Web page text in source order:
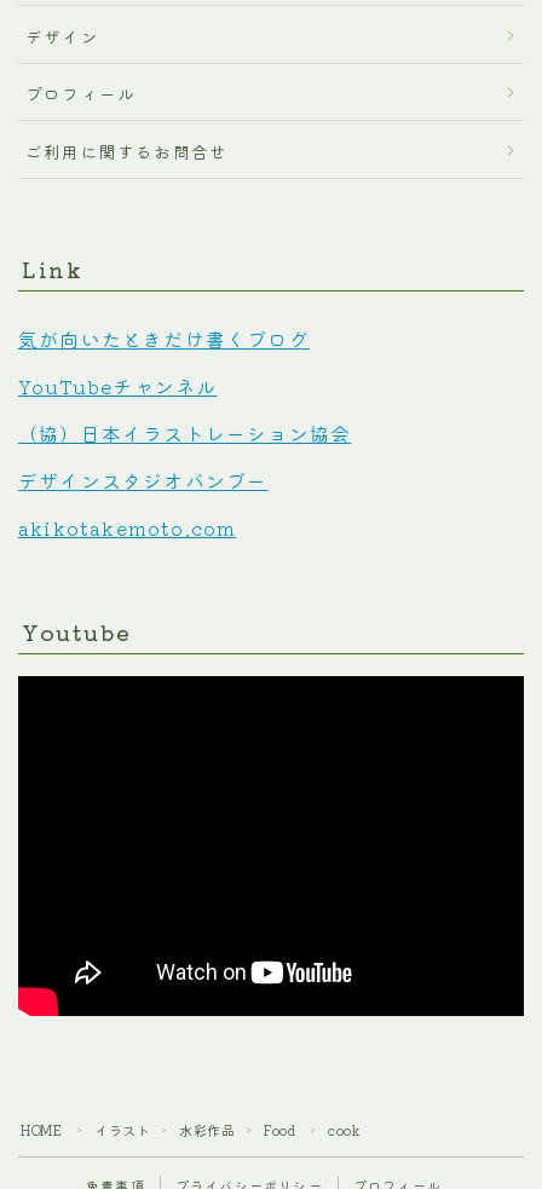
デザイン
プロフィール
ご利用に関するお問合せ
Link
気が向いたときだけ書くブログ
YouTubeチャンネル
（協）日本イラストレーション協会
デザインスタジオバンブー
akikotakemoto.com
Youtube
HOME ＞ イラスト ＞ 水彩作品 ＞ Food ＞ cook